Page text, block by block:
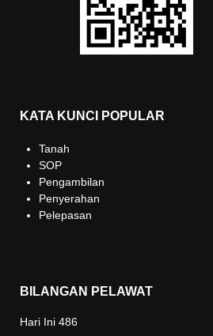
KATA KUNCI POPULAR
Tanah
SOP
Pengambilan
Penyerahan
Pelepasan
BILANGAN PELAWAT
Hari Ini 486